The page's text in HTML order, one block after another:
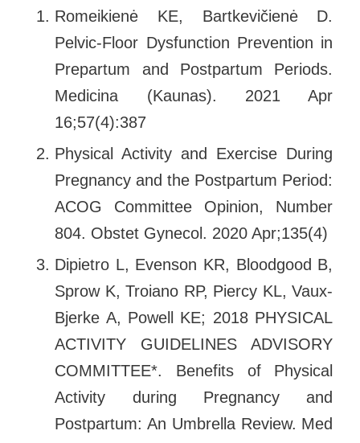
Romeikienė KE, Bartkevičienė D.
Pelvic-Floor Dysfunction Prevention in
Prepartum and Postpartum Periods.
Medicina (Kaunas). 2021 Apr
16;57(4):387
Physical Activity and Exercise During
Pregnancy and the Postpartum Period:
ACOG Committee Opinion, Number
804. Obstet Gynecol. 2020 Apr;135(4)
Dipietro L, Evenson KR, Bloodgood B,
Sprow K, Troiano RP, Piercy KL, Vaux-
Bjerke A, Powell KE; 2018 PHYSICAL
ACTIVITY GUIDELINES ADVISORY
COMMITTEE*. Benefits of Physical
Activity during Pregnancy and
Postpartum: An Umbrella Review. Med